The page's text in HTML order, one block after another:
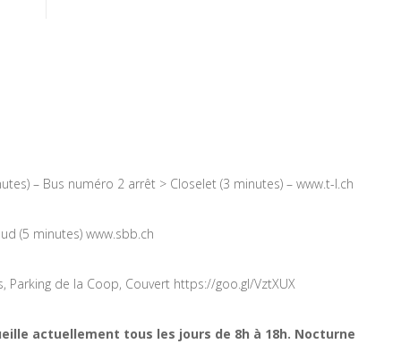
– Bus numéro 2 arrêt > Closelet (3 minutes) – www.t-l.ch
(5 minutes) www.sbb.ch
Parking de la Coop, Couvert https://goo.gl/VztXUX
actuellement tous les jours de 8h à 18h. Nocturne